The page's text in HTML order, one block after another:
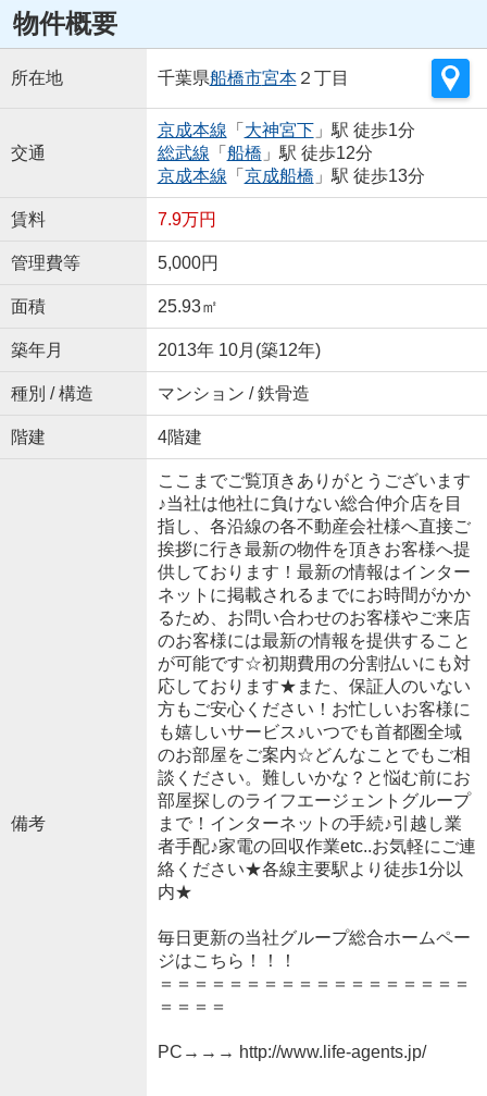
物件概要
所在地 千葉県船橋市宮本２丁目
交通
京成本線 「 大神宮下」駅 徒歩1分
総武線 「 船橋 」駅 徒歩12分
京成本線 「 京成船橋 」駅 徒歩13分
賃料 7.9万円
管理費等 5,000円
面積 25.93㎡
築年月 2013年 10月(築12年)
種別 / 構造 マンション / 鉄骨造
階建 4階建
備考
ここまでご覧頂きありがとうございます
♪当社は他社に負けない総合仲介店を目
指し、各沿線の各不動産会社様へ直接ご
挨拶に行き最新の物件を頂きお客様へ提
供しております！最新の情報はインター
ネットに掲載されるまでにお時間がかか
るため、お問い合わせのお客様やご来店
のお客様には最新の情報を提供すること
が可能です☆初期費用の分割払いにも対
応しております★また、保証人のいない
方もご安心ください！お忙しいお客様に
も嬉しいサービス♪いつでも首都圏全域
のお部屋をご案内☆どんなことでもご相
談ください。難しいかな？と悩む前にお
部屋探しのライフエージェントグループ
まで！インターネットの手続♪引越し業
者手配♪家電の回収作業etc..お気軽にご連
絡ください★各線主要駅より徒歩1分以
内★
毎日更新の当社グループ総合ホームペー
ジはこちら！！！
＝＝＝＝＝＝＝＝＝＝＝＝＝＝＝＝＝＝
＝＝＝＝
PC→→→ http://www.life-agents.jp/